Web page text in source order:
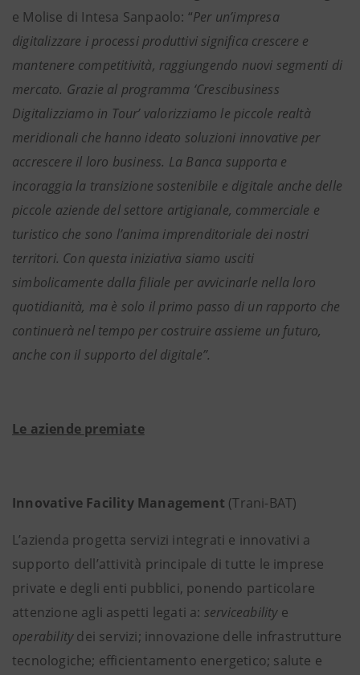
e Molise di Intesa Sanpaolo: “Per un’impresa
digitalizzare i processi produttivi significa crescere e
mantenere competitività, raggiungendo nuovi segmenti di
mercato. Grazie al programma ‘Crescibusiness
Digitalizziamo in Tour’ valorizziamo le piccole realtà
meridionali che hanno ideato soluzioni innovative per
accrescere il loro business. La Banca supporta e
incoraggia la transizione sostenibile e digitale anche delle
piccole aziende del settore artigianale, commerciale e
turistico che sono l’anima imprenditoriale dei nostri
territori. Con questa iniziativa siamo usciti
simbolicamente dalla filiale per avvicinarle nella loro
quotidianità, ma è solo il primo passo di un rapporto che
continuerà nel tempo per costruire assieme un futuro,
anche con il supporto del digitale”.
Le aziende premiate
Innovative Facility Management (Trani-BAT)
L’azienda progetta servizi integrati e innovativi a
supporto dell’attività principale di tutte le imprese
private e degli enti pubblici, ponendo particolare
attenzione agli aspetti legati a: serviceabilitye
operabilitydei servizi; innovazione delle infrastrutture
tecnologiche; efficientamento energetico; salute e